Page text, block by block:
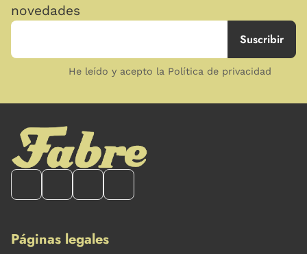
novedades
He leído y acepto la Política de privacidad
Páginas legales